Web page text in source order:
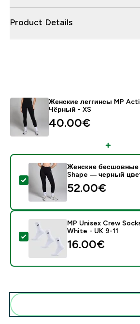
Product Details
Женские леггинсы MP
Чёрный - XS
40.00€‎
- Женские бесшовные
Женские бесшовные
Shape — черный
52.00€‎
- MP Unisex Crew Socks (3
MP Unisex Crew
White - UK 9-11
16.00€‎